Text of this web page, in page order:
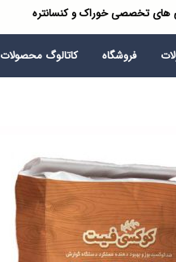
های تخصصی خوراک و کنسانتره
فروشگاه کاتالوگ محصولات